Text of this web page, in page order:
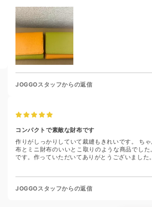
JOGGOスタッフからの返信
コンパクトで素敵な財布です
作りがしっかりしていて裁縫もきれいです。 ち
布とミニ財布のいいとこ取りのような商品でし
です。作っていただいてありがとうございました。
JOGGOスタッフからの返信